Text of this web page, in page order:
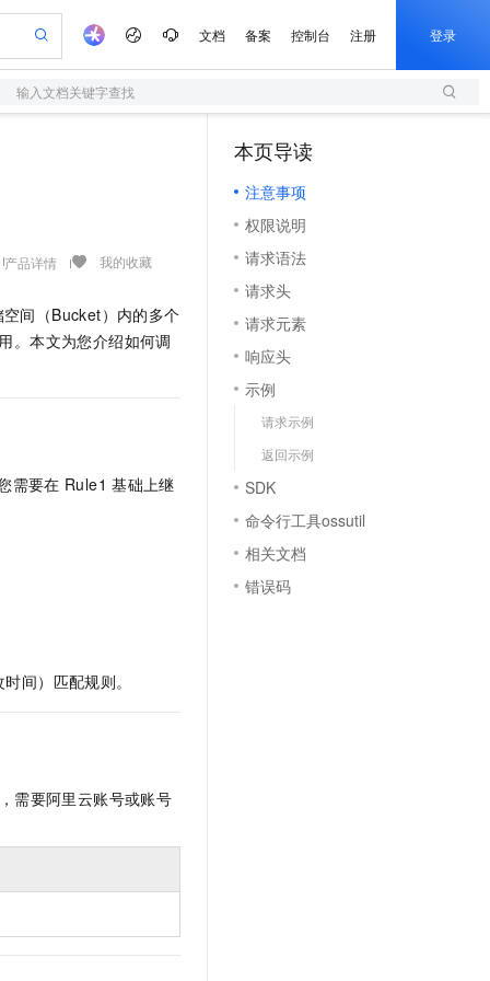
文档 备案 控制台 注册 登录
输入文档关键字查找
产品详情 我的收藏
间（Bucket）内的多个
。本文为您介绍如何调
需要在 Rule1 基础上继
间）匹配规则。
需要阿里云账号或账号
本页导读
注意事项
权限说明
请求语法
请求头
请求元素
响应头
示例
请求示例
返回示例
SDK
命令行工具ossutil
相关文档
错误码
平台百炼
1.1-T2V
文戏情感细腻自然，动作戏激烈拳拳到肉，实现更强表演能力
语音识别与合成
Qwen3-TTS-Flash
能体编程平台
创作平台
提取
全托管，含MySQL、PostgreSQL、SQL Server、MariaDB多引擎
能体编程平台
轻量应用服务器
数字证书管理服务（原SSL证书）
实现全站HTTPS，呈现可信的WEB访问
短信服务
大数据开发治理平台 DataWorks
V4-Pro
专属 QwenPaw HOT
从聊天伙伴进化为能主动干活的本地数字员工
一句话生成原生可编辑精美 PPT 文稿
输入一句话想法, 轻松生成专业的 PPT
一键部署幻兽帕鲁游戏服务器
一键购买专属联机服务器，轻松开启游戏
漫剧工坊：一站式动画创作平台
快速生产连贯的高质量长漫剧
10 分钟搭建微信、支付宝小程序
高效部署网站，快速应用到小程序
创作，一键激活电商全链路生产力
生成，高效打造优质广告素材
AI 活动
AI 生产力先锋
先锋实践拓展 AI 生产力的边界
飞天发布时刻
所见，即是所愿
AI 实训营
从基础到进阶，Agent 创客手把手教你
创新加速
覆盖90%+业务场景，专享组合折扣价
精选AI产品，从模型到应用全链提效
AI 用量加速计划
新老同享，达量后返
阿里云 OPC 创新助力计划
Token 补贴，五大权
益加速 OPC 成功
专业服务
公司注册
上云迁移
代维服务
SSL 证书
堡垒机
防火墙
计划 服务伙伴合作计划
Al MaaS 服务伙伴赋能合作
伙伴信用分合作计划
更多支持
合作伙伴培训与认证
查询合作伙伴
登录合作伙伴管理后台
开发者社区
镜像站
我要反馈
我要建议
加入我们
校园招聘